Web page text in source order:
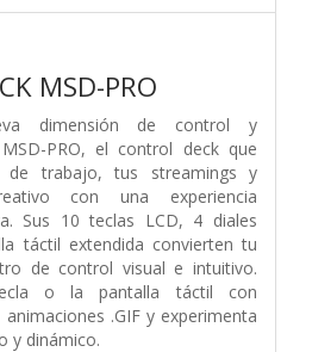
MSD-PRO
dimensión de control y
PRO, el control deck que
de trabajo, tus streamings y
con una experiencia
Sus 10 teclas LCD, 4 diales
táctil extendida convierten tu
de control visual e intuitivo.
o la pantalla táctil con
.GIF y experimenta
y dinámico.